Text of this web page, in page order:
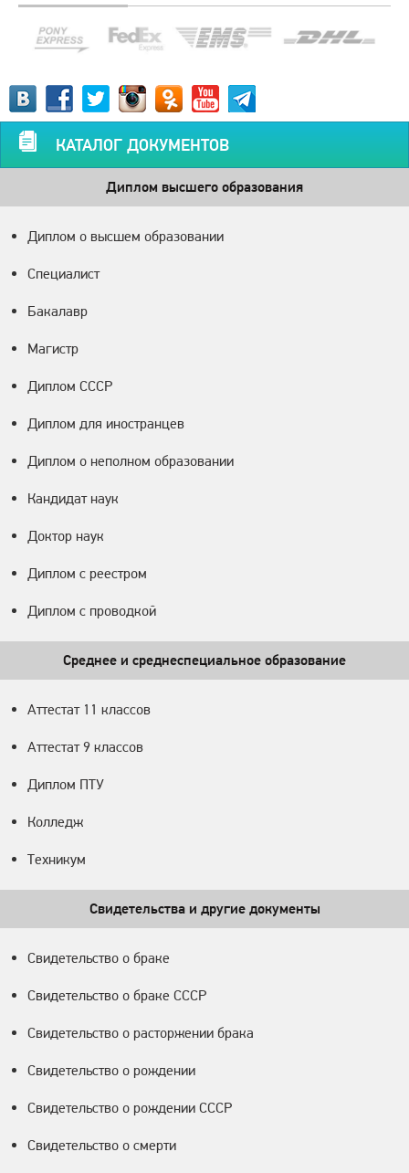
КАТАЛОГ ДОКУМЕНТОВ
Диплом высшего образования
Диплом о высшем образовании
Специалист
Бакалавр
Магистр
Диплом СССР
Диплом для иностранцев
Диплом о неполном образовании
Кандидат наук
Доктор наук
Диплом с реестром
Диплом с проводкой
Среднее и среднеспециальное образование
Аттестат 11 классов
Аттестат 9 классов
Диплом ПТУ
Колледж
Техникум
Свидетельства и другие документы
Свидетельство о браке
Свидетельство о браке СССР
Свидетельство о расторжении брака
Свидетельство о рождении
Свидетельство о рождении СССР
Свидетельство о смерти